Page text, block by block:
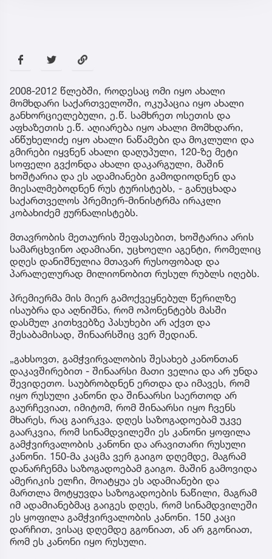
2008-2012 წლებში, როდესაც ომი იყო ახალი
მომხდარი საქართველოში, ოკუპაცია იყო ახალი
განხორციელებული, ე.წ. სამხრეთ ოსეთის და
აფხაზეთის ე.წ. აღიარება იყო ახალი მომხდარი,
ანწუხელიძე იყო ახალი ნაწამები და მოკლული და
გმირები იყვნენ ახალი დაღუპული, 120-ზე მეტი
სოფელი გვქონდა ახალი დაკარგული, მაშინ
ხოშტარია და ეს ადამიანები გამოდიოდნენ და
მიესალმებოდნენ რუს ტურისტებს, - განუცხადა
საქართველოს პრემიერ-მინისტრმა ირაკლი
კობახიძემ ჟურნალისტებს.
მთავრობის მეთაურის შეფასებით, ხოშტარია არის
სამარცხვინო ადამიანი, უცხოელი აგენტი, რომელიც
დღეს დანიშნულია მთავარ რუსოფობად და
პარალელურად მილიონობით რუსულ რუბლს იღებს.
პრემიერმა მის მიერ გამოქვეყნებულ წერილზე
ისაუბრა და აღნიშნა, რომ ოპონენტებს მასში
დასმულ კითხვებზე პასუხები არ აქვთ და
შესაბამისად, შინაარსშიც ვერ შედიან.
„გახსოვთ, გამჭვირვალობის შესახებ კანონთან
დაკავშირებით - შინაარსი მათი ველია და არ უნდა
შევიდეთო. საუბრობდნენ ერთდა და იმავეს, რომ
იყო რუსული კანონი და შინაარსი საერთოდ არ
გაურჩევიათ, იმიტომ, რომ შინაარსი იყო ჩვენს
მხარეს, რაც გაირკვა. დღეს საზოგადოებამ უკვე
გაარკვია, რომ სინამდვილეში ეს კანონი ყოფილა
გამჭვირვალობის კანონი და არავითარი რუსული
კანონი. 150-მა კაცმა ვერ გაიგო დღემდე, მაგრამ
დანარჩენმა საზოგადოებამ გაიგო. მაშინ გამოვიდა
ამერიკის ელჩი, მოატყუა ეს ადამიანები და
მართლა მოტყუვდა საზოგადოების ნაწილი, მაგრამ
იმ ადამიანებმაც გაიგეს დღეს, რომ სინამდვილეში
ეს ყოფილა გამჭვირვალობის კანონი. 150 კაცი
დარჩით, ვისაც დღემდე გგონიათ, ან არ გგონიათ,
რომ ეს კანონი იყო რუსული.